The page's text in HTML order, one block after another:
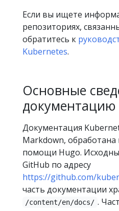
Если вы ищете
репозиториях,
обратитесь к
Kubernetes.
Основные
документацию
Документация
Markdown, обработана
помощи Hugo.
GitHub по адресу
https://github.com/
часть документации
/content/en/docs/ .